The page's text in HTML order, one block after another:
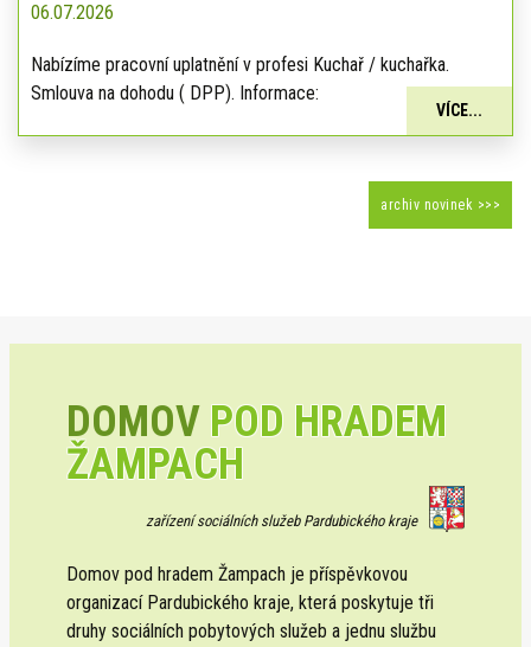
06.07.2026
Nabízíme pracovní uplatnění v profesi Kuchař / kuchařka.
Smlouva na dohodu ( DPP). Informace:
VÍCE...
archiv novinek >>>
DOMOV POD HRADEM
ŽAMPACH
zařízení sociálních služeb Pardubického kraje
Domov pod hradem Žampach je příspěvkovou
organizací Pardubického kraje, která poskytuje tři
druhy sociálních pobytových služeb a jednu službu